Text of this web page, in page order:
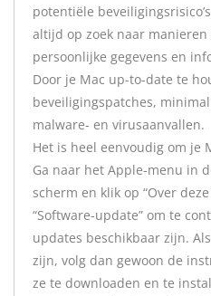
potentiële
altijd op zoek naar
persoonlijke gegevens en
Door je Mac up-to-date te
beveiligingspatches,
malware- en virusaanvallen.
Het is heel eenvoudig om je
Ga naar het Apple-menu in
scherm en klik op “Over
“Software-update” om te
updates beschikbaar zijn.
zijn, volg dan gewoon de
ze te downloaden en te